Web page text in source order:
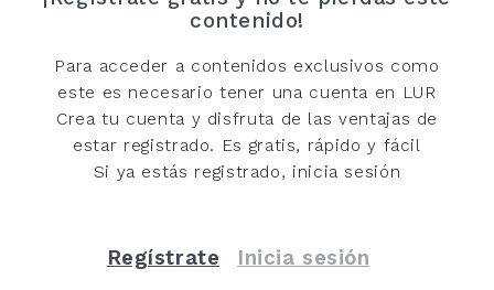
contenido!
Para acceder a contenidos exclusivos como
este es necesario tener una cuenta en LUR
Crea tu cuenta y disfruta de las ventajas de
estar registrado. Es gratis, rápido y fácil
Si ya estás registrado, inicia sesión
Regístrate Inicia sesión